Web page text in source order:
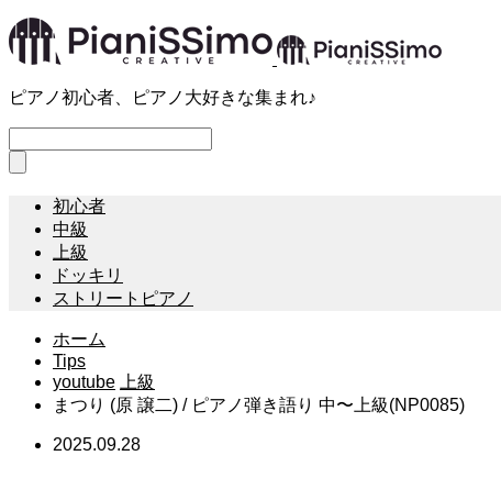
ピアノ初心者、ピアノ大好きな集まれ♪
初心者
中級
上級
ドッキリ
ストリートピアノ
ホーム
Tips
youtube
上級
まつり (原 譲二) / ピアノ弾き語り 中〜上級(NP0085)
2025.09.28